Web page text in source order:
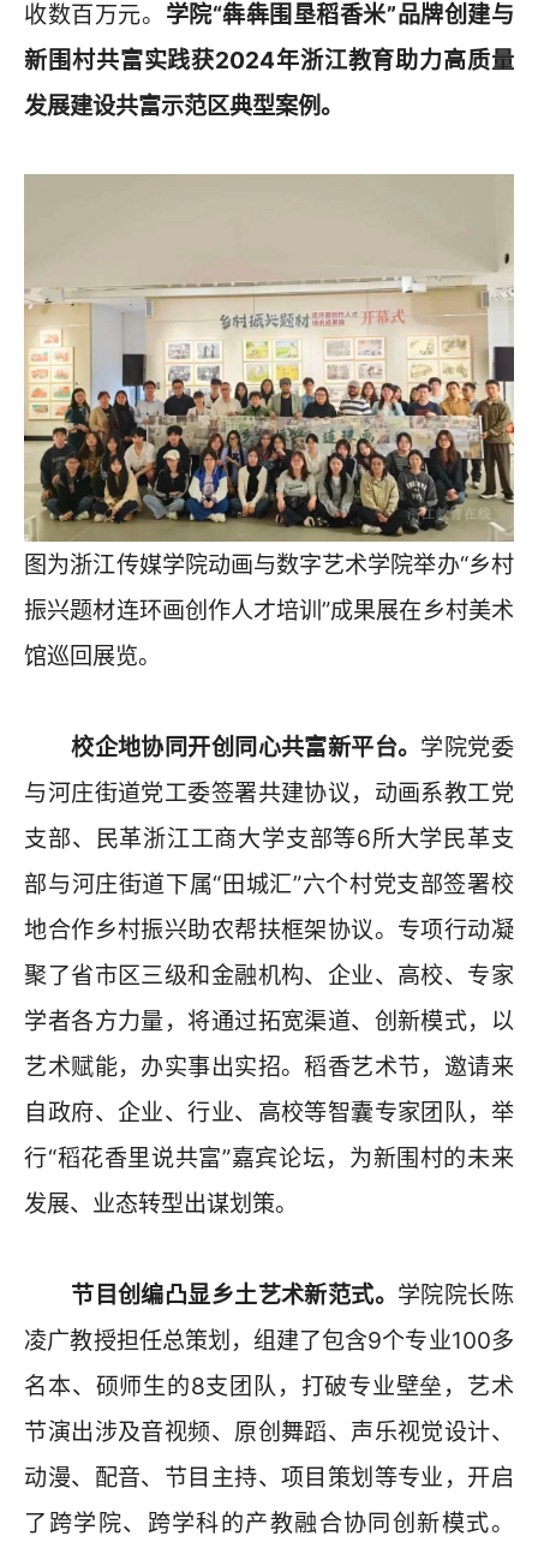
收数百万元。 学院“犇犇围垦稻香米”品牌创建与
新围村共富实践获2024年浙江教育助力高质量
发展建设共富示范区典型案例。
图为浙江传媒学院动画与数字艺术学院举办“乡村
振兴题材连环画创作人才培训”成果展在乡村美术
馆巡回展览。
校企地协同开创同心共富新平台。 学院党委
与河庄街道党工委签署共建协议，动画系教工党
支部、民革浙江工商大学支部等6所大学民革支
部与河庄街道下属“田城汇”六个村党支部签署校
地合作乡村振兴助农帮扶框架协议。专项行动凝
聚了省市区三级和金融机构、企业、高校、专家
学者各方力量，将通过拓宽渠道、创新模式，以
艺术赋能，办实事出实招。稻香艺术节，邀请来
自政府、企业、行业、高校等智囊专家团队，举
行“稻花香里说共富”嘉宾论坛，为新围村的未来
发展、业态转型出谋划策。
节目创编凸显乡土艺术新范式。 学院院长陈
凌广教授担任总策划，组建了包含9个专业100多
名本、硕师生的8支团队，打破专业壁垒，艺术
节演出涉及音视频、原创舞蹈、声乐视觉设计、
动漫、配音、节目主持、项目策划等专业，开启
了跨学院、跨学科的产教融合协同创新模式。